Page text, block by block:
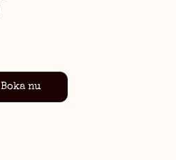
Boka nu